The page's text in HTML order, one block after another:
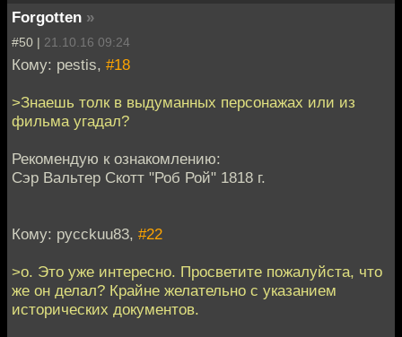
Forgotten »
#50 | 21.10.16 09:24
Кому: pestis, #18
>Знаешь толк в выдуманных персонажах или из
фильма угадал?
Рекомендую к ознакомлению:
Сэр Вальтер Скотт "Роб Рой" 1818 г.
Кому: pycckuu83, #22
>о. Это уже интересно. Просветите пожалуйста, что
же он делал? Крайне желательно с указанием
исторических документов.